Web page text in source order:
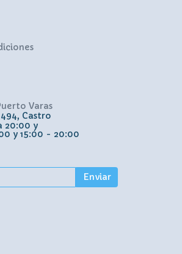
Varas
Castro
20:00 y
y 15:00 - 20:00
Enviar